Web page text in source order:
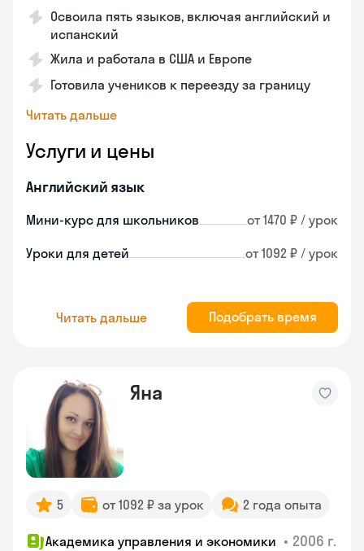
Освоила пять языков, включая английский и
испанский
Жила и работала в США и Европе
Готовила учеников к переезду за границу
Читать дальше
Услуги и цены
Английский язык
Мини-курс для школьников от 1470 ₽ / урок
Уроки для детей от 1092 ₽ / урок
Читать дальше Подобрать время
Яна
5 от 1092 ₽ за урок 2 года опыта
Академика управления и экономики • 2006 г.